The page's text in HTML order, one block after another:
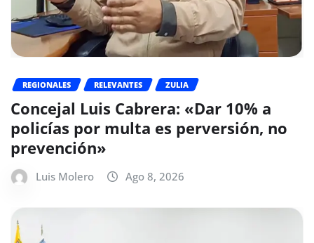
REGIONALES RELEVANTES ZULIA
Concejal Luis Cabrera: «Dar 10% a
policías por multa es perversión, no
prevención»
Luis Molero Ago 8, 2026